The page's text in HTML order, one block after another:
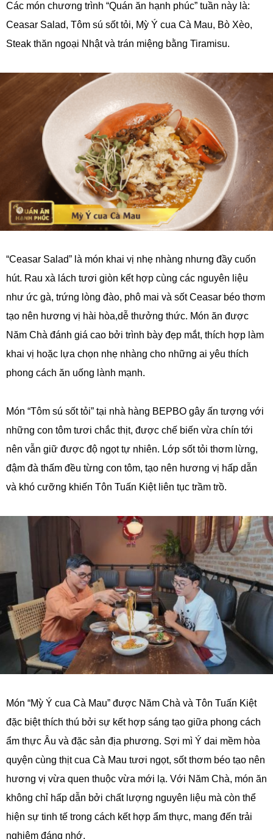
Các món chương trình “Quán ăn hạnh phúc” tuần này là:
Ceasar Salad, Tôm sú sốt tỏi, Mỳ Ý cua Cà Mau, Bò Xèo,
Steak thăn ngoại Nhật và trán miệng bằng Tiramisu.
“Ceasar Salad” là món khai vị nhẹ nhàng nhưng đầy cuốn
hút. Rau xà lách tươi giòn kết hợp cùng các nguyên liệu
như ức gà, trứng lòng đào, phô mai và sốt Ceasar béo thơm
tạo nên hương vị hài hòa,dễ thưởng thức. Món ăn được
Năm Chà đánh giá cao bởi trình bày đẹp mắt, thích hợp làm
khai vị hoặc lựa chọn nhẹ nhàng cho những ai yêu thích
phong cách ăn uống lành mạnh.
Món “Tôm sú sốt tỏi” tại nhà hàng BEPBO gây ấn tượng với
những con tôm tươi chắc thịt, được chế biến vừa chín tới
nên vẫn giữ được độ ngọt tự nhiên. Lớp sốt tỏi thơm lừng,
đậm đà thấm đều từng con tôm, tạo nên hương vị hấp dẫn
và khó cưỡng khiến Tôn Tuấn Kiệt liên tục trầm trồ.
Món “Mỳ Ý cua Cà Mau” được Năm Chà và Tôn Tuấn Kiệt
đặc biệt thích thú bởi sự kết hợp sáng tạo giữa phong cách
ẩm thực Âu và đặc sản địa phương. Sợi mì Ý dai mềm hòa
quyện cùng thịt cua Cà Mau tươi ngọt, sốt thơm béo tạo nên
hương vị vừa quen thuộc vừa mới lạ. Với Năm Chà, món ăn
không chỉ hấp dẫn bởi chất lượng nguyên liệu mà còn thể
hiện sự tinh tế trong cách kết hợp ẩm thực, mang đến trải
nghiệm đáng nhớ.